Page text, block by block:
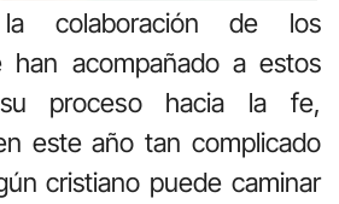
la colaboración de los
han acompañado a estos
proceso hacia la fe,
este año tan complicado
cristiano puede caminar